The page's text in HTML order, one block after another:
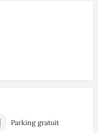
Parking gratuit